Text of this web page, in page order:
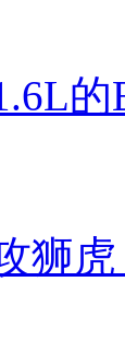
狮